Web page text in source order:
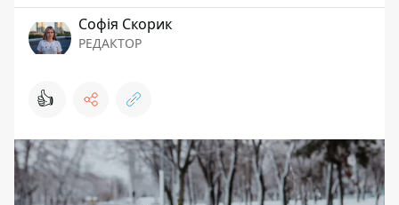
Софія Скорик
РЕДАКТОР
👍